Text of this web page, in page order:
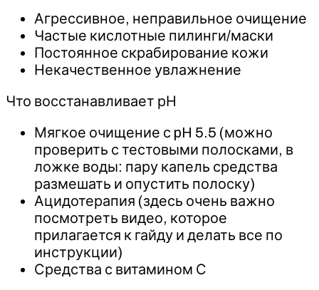
Агрессивное, неправильное очищение
Частые кислотные пилинги/маски
Постоянное скрабирование кожи
Некачественное увлажнение
Что восстанавливает рН
Мягкое очищение с pH 5.5 (можно
проверить с тестовыми полосками, в
ложке воды: пару капель средства
размешать и опустить полоску)
Ацидотерапия (здесь очень важно
посмотреть видео, которое
прилагается к гайду и делать все по
инструкции)
‌Средства с витамином С